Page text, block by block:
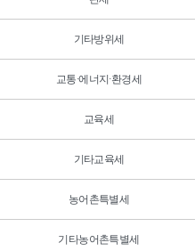
기타방위세
교통·에너지·환경세
교육세
기타교육세
농어촌특별세
기타농어촌특별세